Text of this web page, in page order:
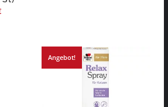
Angebot!